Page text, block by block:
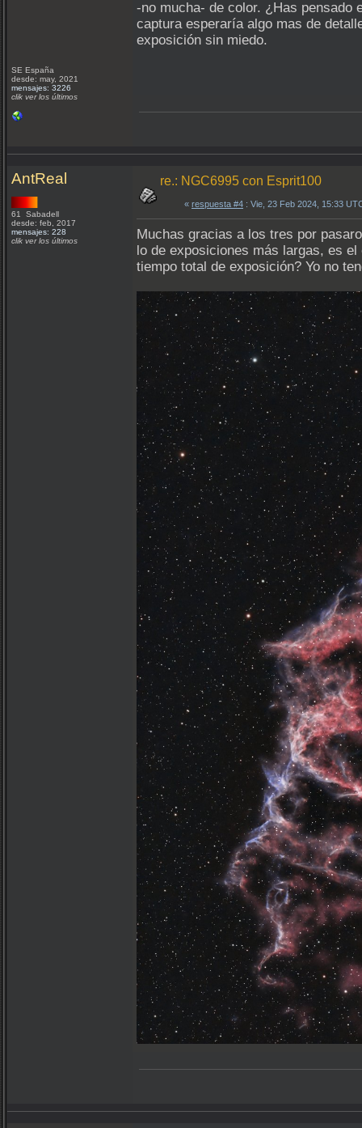
SE España
desde: may, 2021
mensajes: 3226
clik ver los últimos
-no mucha- de color. ¿Has pensado
captura esperaría algo mas de
exposición sin miedo.
AntReal
61 Sabadell
desde: feb, 2017
mensajes: 228
clik ver los últimos
re.: NGC6995 con Esprit100
« respuesta #4 : Vie, 23 Feb 2024, 15:33
Muchas gracias a los tres por
lo de exposiciones más largas, es
tiempo total de exposición? Yo no